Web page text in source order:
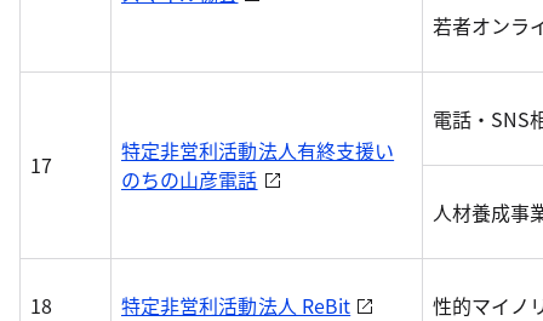
若者オンラ
17
特定非営利活動法人有終支援い
のちの山彦電話
電話・SNS
人材養成事
18 特定非営利活動法人 ReBit 性的マイノ